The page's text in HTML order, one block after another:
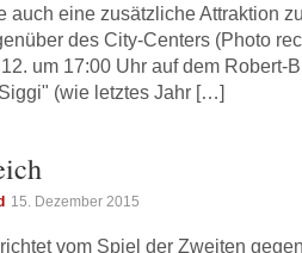
auch eine zusätzliche Attraktion
des City-Centers (Photo
um 17:00 Uhr auf dem Robert-
(wie letztes Jahr […]
15. Dezember 2015
vom Spiel der Zweiten